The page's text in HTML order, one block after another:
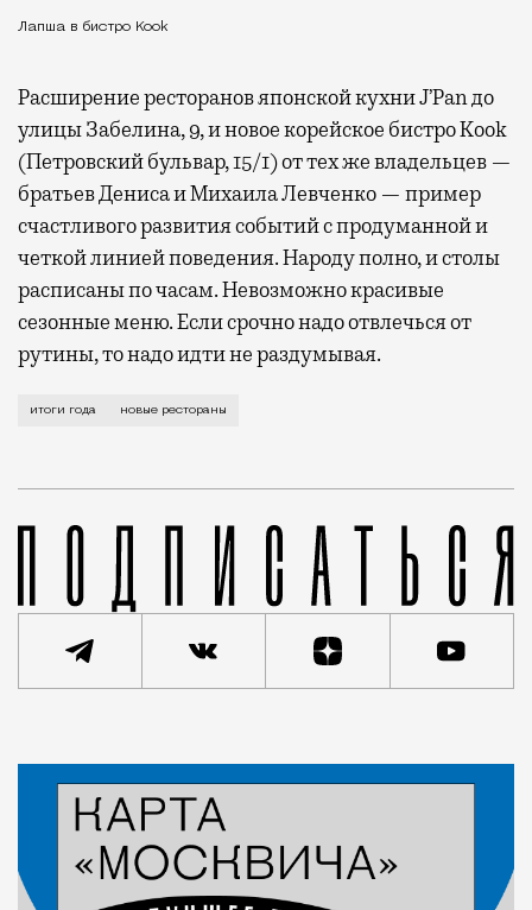
Лапша в бистро Kook
Расширение ресторанов японской кухни J’Pan до
улицы Забелина, 9, и новое корейское бистро Kook
(Петровский бульвар, 15/1) от тех же владельцев —
братьев Дениса и Михаила Левченко — пример
счастливого развития событий с продуманной и
четкой линией поведения. Народу полно, и столы
расписаны по часам. Невозможно красивые
сезонные меню. Если срочно надо отвлечься от
рутины, то надо идти не раздумывая.
Они не закрылись и продолжают работать. Новые
итоги года новые рестораны
Рестораны и бары